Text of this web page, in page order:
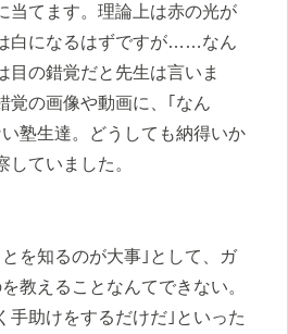
当てます。理論上は赤の光が
白になるはずですが……なん
目の錯覚だと先生は言いま
覚の画像や動画に、｢なん
塾生達。どうしても納得いか
ていました。
を知るのが大事｣として、ガ
教えることなんてできない。
手助けをするだけだ｣といった